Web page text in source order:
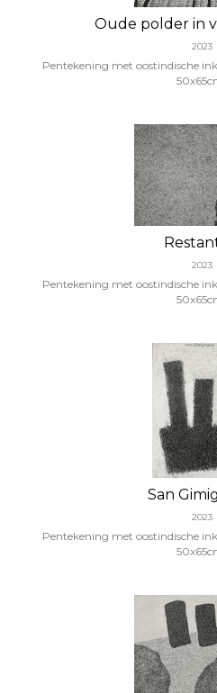
Oude polder in
2023
Pentekening met oostindische
2023
Pentekening met oostindische
San
2023
Pentekening met oostindische